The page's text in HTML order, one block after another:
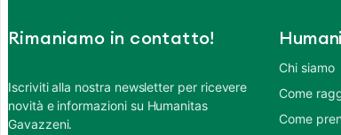
Rimaniamo in contatto!
Iscriviti alla nostra newsletter per ricevere
novità e informazioni su Humanitas
Gavazzeni.
Chi siamo
Come
Come